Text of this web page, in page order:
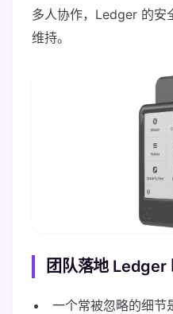
多人协作，Ledger 的安
维持。
团队落地 Ledger
一个常被忽略的细节